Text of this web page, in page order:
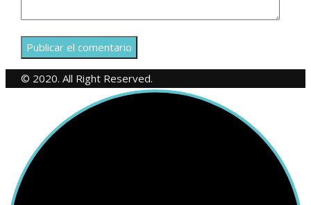
© 2020. All Right Reserved.